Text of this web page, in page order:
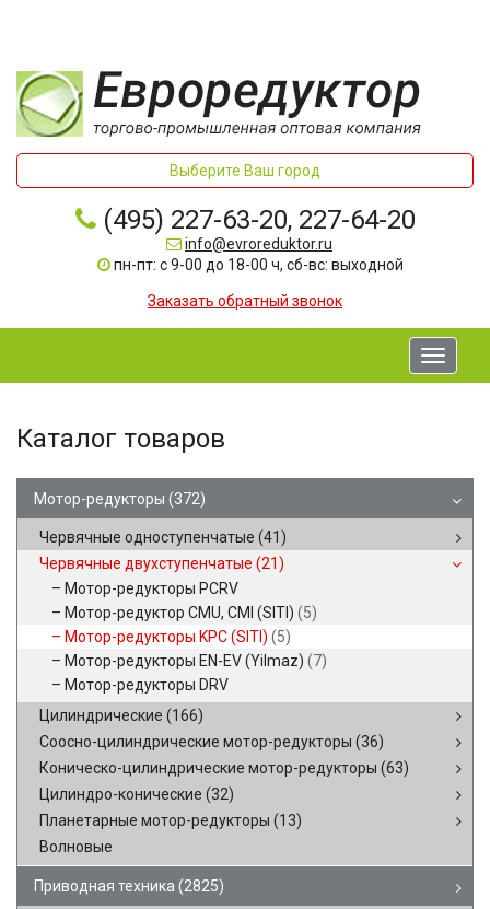
Выберите Ваш город
(495) 227-63-20, 227-64-20
info@evroreduktor.ru
пн-пт: с 9-00 до 18-00 ч, сб-вс: выходной
Заказать обратный звонок
Toggle
Каталог товаров
Мотор-редукторы (372)
Червячные одноступенчатые (41)
Червячные двухступенчатые (21)
Мотор-редукторы PCRV
Мотор-редуктор CMU, CMI (SITI) (5)
Мотор-редукторы KPC (SITI) (5)
Мотор-редукторы EN-EV (Yilmaz) (7)
Мотор-редукторы DRV
Цилиндрические (166)
Соосно-цилиндрические мотор-редукторы (36)
Коническо-цилиндрические мотор-редукторы (63)
Цилиндро-конические (32)
Планетарные мотор-редукторы (13)
Волновые
Приводная техника (2825)